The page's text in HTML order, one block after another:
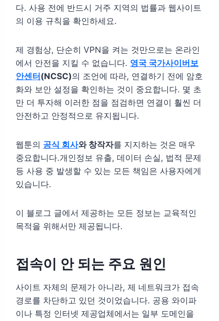
다. 사용 전에 반드시 거주 지역의 법률과 웹사이트
의 이용 규칙을 확인하세요.
제 경험상, 단순히 VPN을 켜는 것만으로는 온라인
에서 안전을 지킬 수 없습니다. 영국 국가사이버보
안센터(NCSC)의 조언에 따라, 연결하기 전에 암호
화와 보안 설정을 확인하는 것이 중요합니다. 몇 초
만 더 투자해 이러한 점을 점검하면 연결이 훨씬 더
안전하고 안정적으로 유지됩니다.
웹툰의 공식 회사와 창작자를 지지하는 것은 매우
중요합니다.개인정보 유출, 데이터 손실, 법적 문제
등 사용 중 발생할 수 있는 모든 책임은 사용자에게
있습니다.
이 블로그 글에서 제공하는 모든 정보는 교육적인
목적을 위해서만 제공됩니다.
접속이 안 되는 주요 원인
사이트 자체의 문제가 아니라, 제 네트워크가 접속
경로를 차단하고 있던 것이었습니다. 공용 와이파
이나 특정 인터넷 제공업체에서는 일부 도메인을